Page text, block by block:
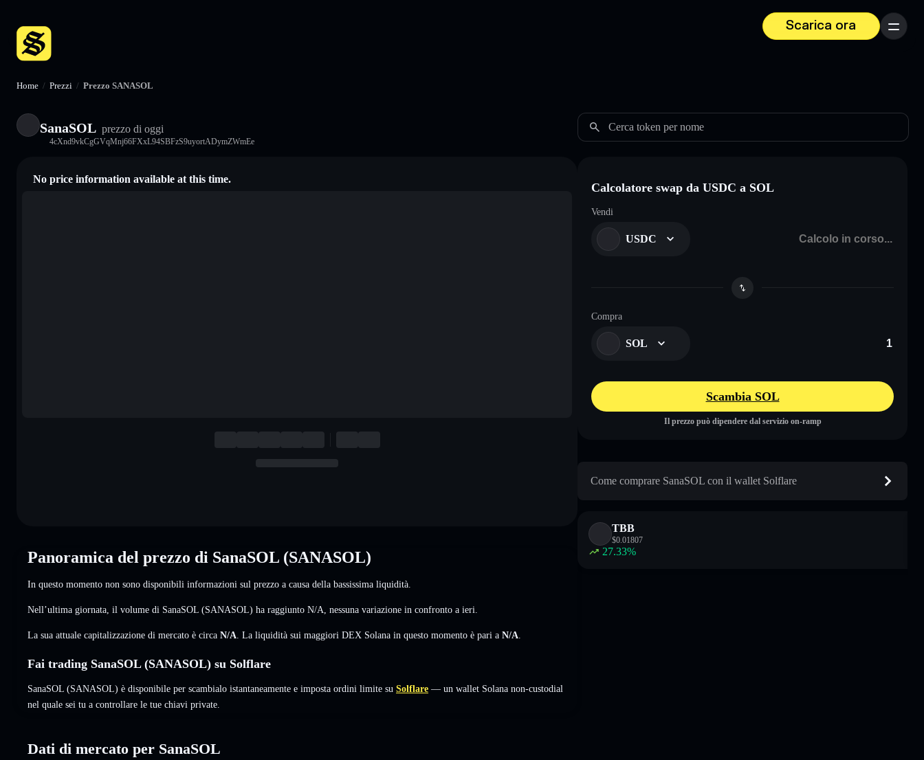
Scarica ora
Menu
Home / Prezzi / Prezzo SANASOL
SanaSOL prezzo di oggi
4cXnd9vkCgGVqMnj66FXxL94SBFzS9uyortADymZWmEe
Cerca token per nome
No price information available at this time.
Panoramica del prezzo di SanaSOL (SANASOL)
In questo momento non sono disponibili informazioni sul prezzo a causa della bassissima liquidità.
Nell’ultima giornata, il volume di SanaSOL (SANASOL) ha raggiunto N/A nessuna variazione in confronto a ieri.
La sua attuale capitalizzazione di mercato è circa N/A . La liquidità sui maggiori DEX Solana in questo momento è pari a N/A
Fai trading SanaSOL (SANASOL) su Solflare
SanaSOL (SANASOL) è disponibile per scambialo istantaneamente e imposta ordini limite su Solflare — un wallet Solana non-custodial
nel quale sei tu a controllare le tue chiavi private.
Dati di mercato per SanaSOL
Calcolatore swap da USDC a SOL
Vendi
USDC
Compra
SOL
Scambia SOL
Il prezzo può dipendere dal servizio on-ramp
Come comprare SanaSOL con il wallet Solflare
TBB
$0.01807
27.33%